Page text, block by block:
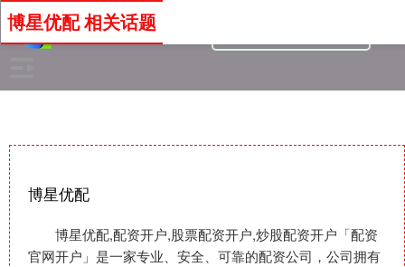
博星优配
博星优配,配资开户,股票配资开户,炒股配资开户「配资
官网开户」是一家专业、安全、可靠的配资公司，公司拥有
博星优配 相关话题